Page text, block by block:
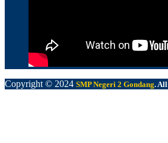
Copyright © 2024 SMP Negeri 2 Gondang.